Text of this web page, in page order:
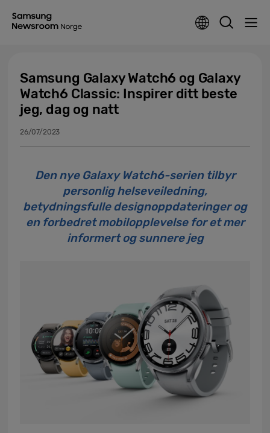
Samsung Galaxy Watch6 og Galaxy
Watch6 Classic: Inspirer ditt beste
jeg, dag og natt
26/07/2023
Den nye Galaxy Watch6-serien tilbyr
personlig helseveiledning,
betydningsfulle designoppdateringer og
en forbedret mobilopplevelse for et mer
informert og sunnere jeg